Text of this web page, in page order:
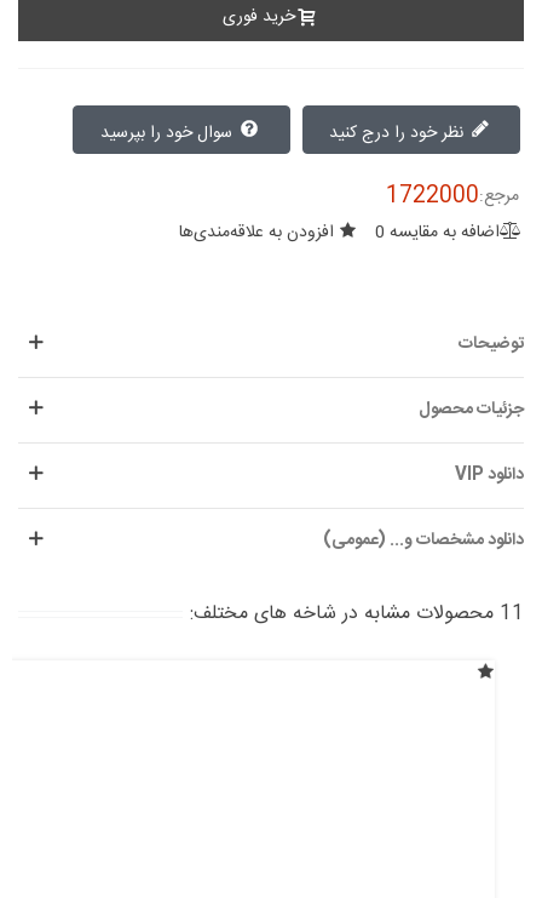
خرید فوری
نظر خود را درج کنید
مرجع:1722000
اضافه به مقایسه 0 افزودن به علاقه‌مندی‌ها
توضیحات
جزئیات محصول
دانلود VIP
دانلود مشخصات و... (عمومی)
11 محصولات مشابه در شاخه های مختلف: